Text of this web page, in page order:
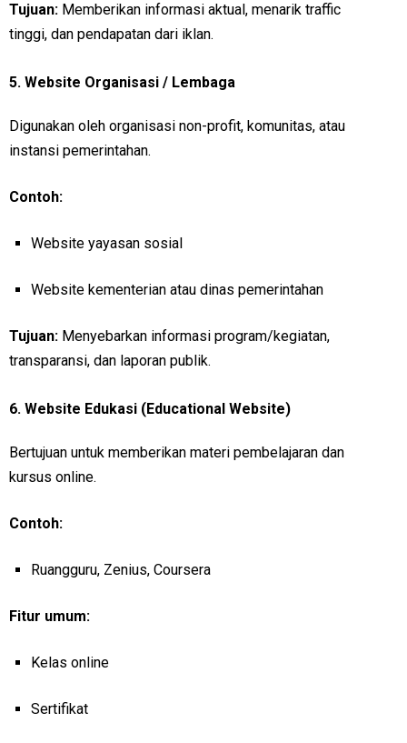
Tujuan: Memberikan informasi aktual, menarik traffic
tinggi, dan pendapatan dari iklan.
5. Website Organisasi / Lembaga
Digunakan oleh organisasi non-profit, komunitas, atau
instansi pemerintahan.
Contoh:
Website yayasan sosial
Website kementerian atau dinas pemerintahan
Tujuan: Menyebarkan informasi program/kegiatan,
transparansi, dan laporan publik.
6. Website Edukasi (Educational Website)
Bertujuan untuk memberikan materi pembelajaran dan
kursus online.
Contoh:
Ruangguru, Zenius, Coursera
Fitur umum:
Kelas online
Sertifikat